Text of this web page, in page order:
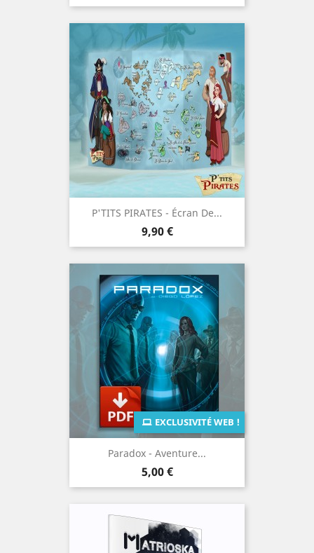
P'TITS PIRATES - Écran De...
Prix
9,90 €
Paradox - Aventure...
Prix
5,00 €
EXCLUSIVITÉ WEB !